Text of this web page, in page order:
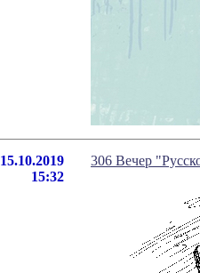
15.10.2019
15:32
306 Вечер